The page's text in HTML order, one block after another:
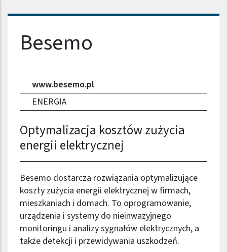
Nazwa firmy
Besemo
www.besemo.pl
ENERGIA
Optymalizacja kosztów zużycia
energii elektrycznej
Besemo dostarcza rozwiązania optymalizujące
koszty zużycia energii elektrycznej w firmach,
mieszkaniach i domach. To oprogramowanie,
urządzenia i systemy do nieinwazyjnego
monitoringu i analizy sygnałów elektrycznych, a
także detekcji i przewidywania uszkodzeń.